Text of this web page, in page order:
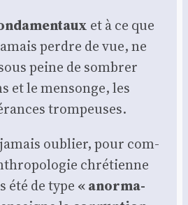
et à ce que
perdre de vue, ne
peine de som­brer
et le men­songe, les
trom­peuses.
jamais oublier, pour com­
chré­tienne
été de type « anor­ma­